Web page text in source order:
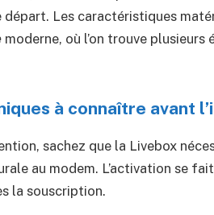
départ. Les caractéristiques
moderne, où l’on trouve
à connaître avant
sachez que la Livebox
au modem. L’activation se
la souscription.